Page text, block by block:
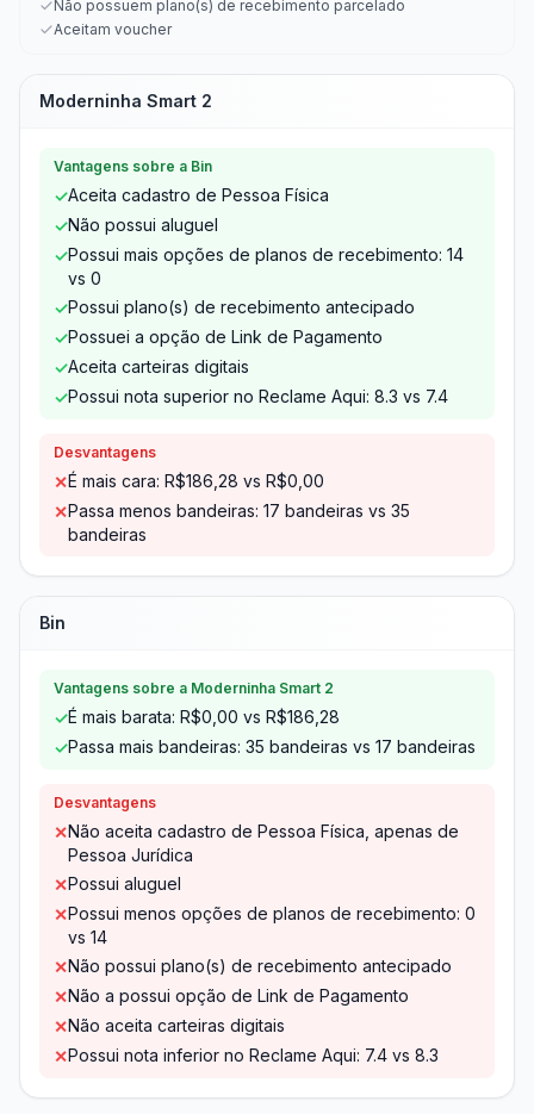
Não possuem plano(s) de recebimento parcelado
Aceitam voucher
Moderninha Smart 2
Vantagens sobre a Bin
✓Aceita cadastro de Pessoa Física
✓Não possui aluguel
✓Possui mais opções de planos de recebimento: 14
vs 0
✓Possui plano(s) de recebimento antecipado
✓Possuei a opção de Link de Pagamento
✓Aceita carteiras digitais
✓Possui nota superior no Reclame Aqui: 8.3 vs 7.4
Desvantagens
✕É mais cara: R$186,28 vs R$0,00
✕Passa menos bandeiras: 17 bandeiras vs 35
bandeiras
Bin
Vantagens sobre a Moderninha Smart 2
✓É mais barata: R$0,00 vs R$186,28
✓Passa mais bandeiras: 35 bandeiras vs 17 bandeiras
Desvantagens
✕Não aceita cadastro de Pessoa Física, apenas de
Pessoa Jurídica
✕Possui aluguel
✕Possui menos opções de planos de recebimento: 0
vs 14
✕Não possui plano(s) de recebimento antecipado
✕Não a possui opção de Link de Pagamento
✕Não aceita carteiras digitais
✕Possui nota inferior no Reclame Aqui: 7.4 vs 8.3